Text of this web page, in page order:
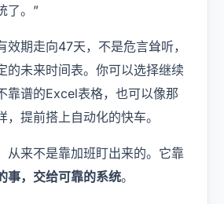
了。”
效期走向47天，不是危言耸听，
的未来时间表。你可以选择继续
靠谱的Excel表格，也可以像那
提前搭上自动化的快车。
从来不是靠加班盯出来的。它靠
事，交给可靠的系统。